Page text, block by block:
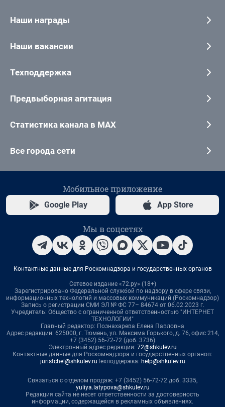
Наши награды
Наши вакансии
Техподдержка
Предвыборная агитация
Статистика канала в MAX
Все города сети
Мобильное приложение
Google Play App Store
Мы в соцсетях
Контактные данные для Роскомнадзора и государственных органов
Сетевое издание «72.ру» (18+)
Зарегистрировано Федеральной службой по надзору в сфере связи,
информационных технологий и массовых коммуникаций (Роскомнадзор)
Запись о регистрации СМИ ЭЛ № ФС 77– 84674 от 06.02.2023 г.
Учредитель: Общество с ограниченной ответственностью "ИНТЕРНЕТ
ТЕХНОЛОГИИ"
Главный редактор: Познахарева Елена Павловна
Адрес редакции: 625000, г. Тюмень, ул. Максима Горького, д. 76, офис 214,
+7 (3452) 56-72-72 (доб. 3736)
Электронный адрес редакции: 72@shkulev.ru
Контактные данные для Роскомнадзора и государственных органов:
juristchel@shkulev.ruТехподдержка: help@shkulev.ru
Связаться с отделом продаж: +7 (3452) 56-72-72 доб. 3335,
yuliya.latypova@shkulev.ru
Редакция сайта не несет ответственности за достоверность
информации, содержащейся в рекламных объявлениях.